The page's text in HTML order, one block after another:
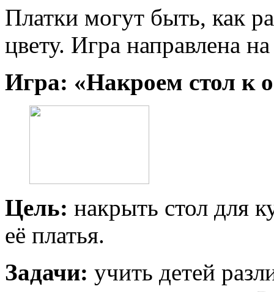
Платки могут быть, как
цвету. Игра направлена
Игра: «Накроем стол к
Цель: накрыть стол для
её платья.
Задачи: учить детей